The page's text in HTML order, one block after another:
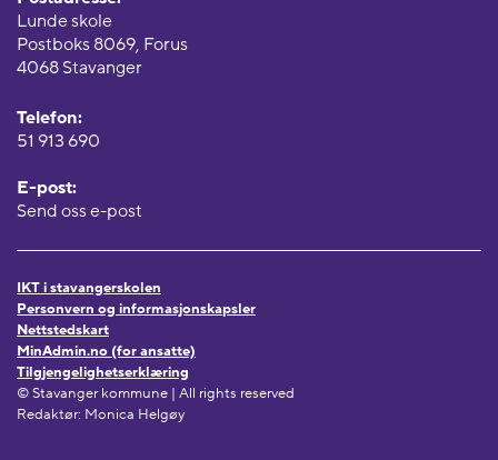
Lunde skole
Postboks 8069, Forus
4068 Stavanger
Telefon:
51 913 690
E-post:
Send oss e-post
IKT i stavangerskolen
Personvern og informasjonskapsler
Nettstedskart
MinAdmin.no (for ansatte)
Tilgjengelighetserklæring
© Stavanger kommune | All rights reserved
Redaktør: Monica Helgøy